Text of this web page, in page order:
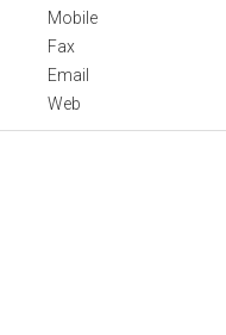
Mobile
Fax
Email
Web